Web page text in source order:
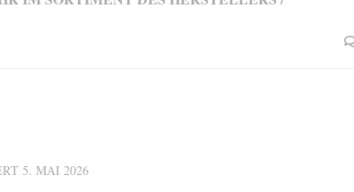
5. MAI 2026